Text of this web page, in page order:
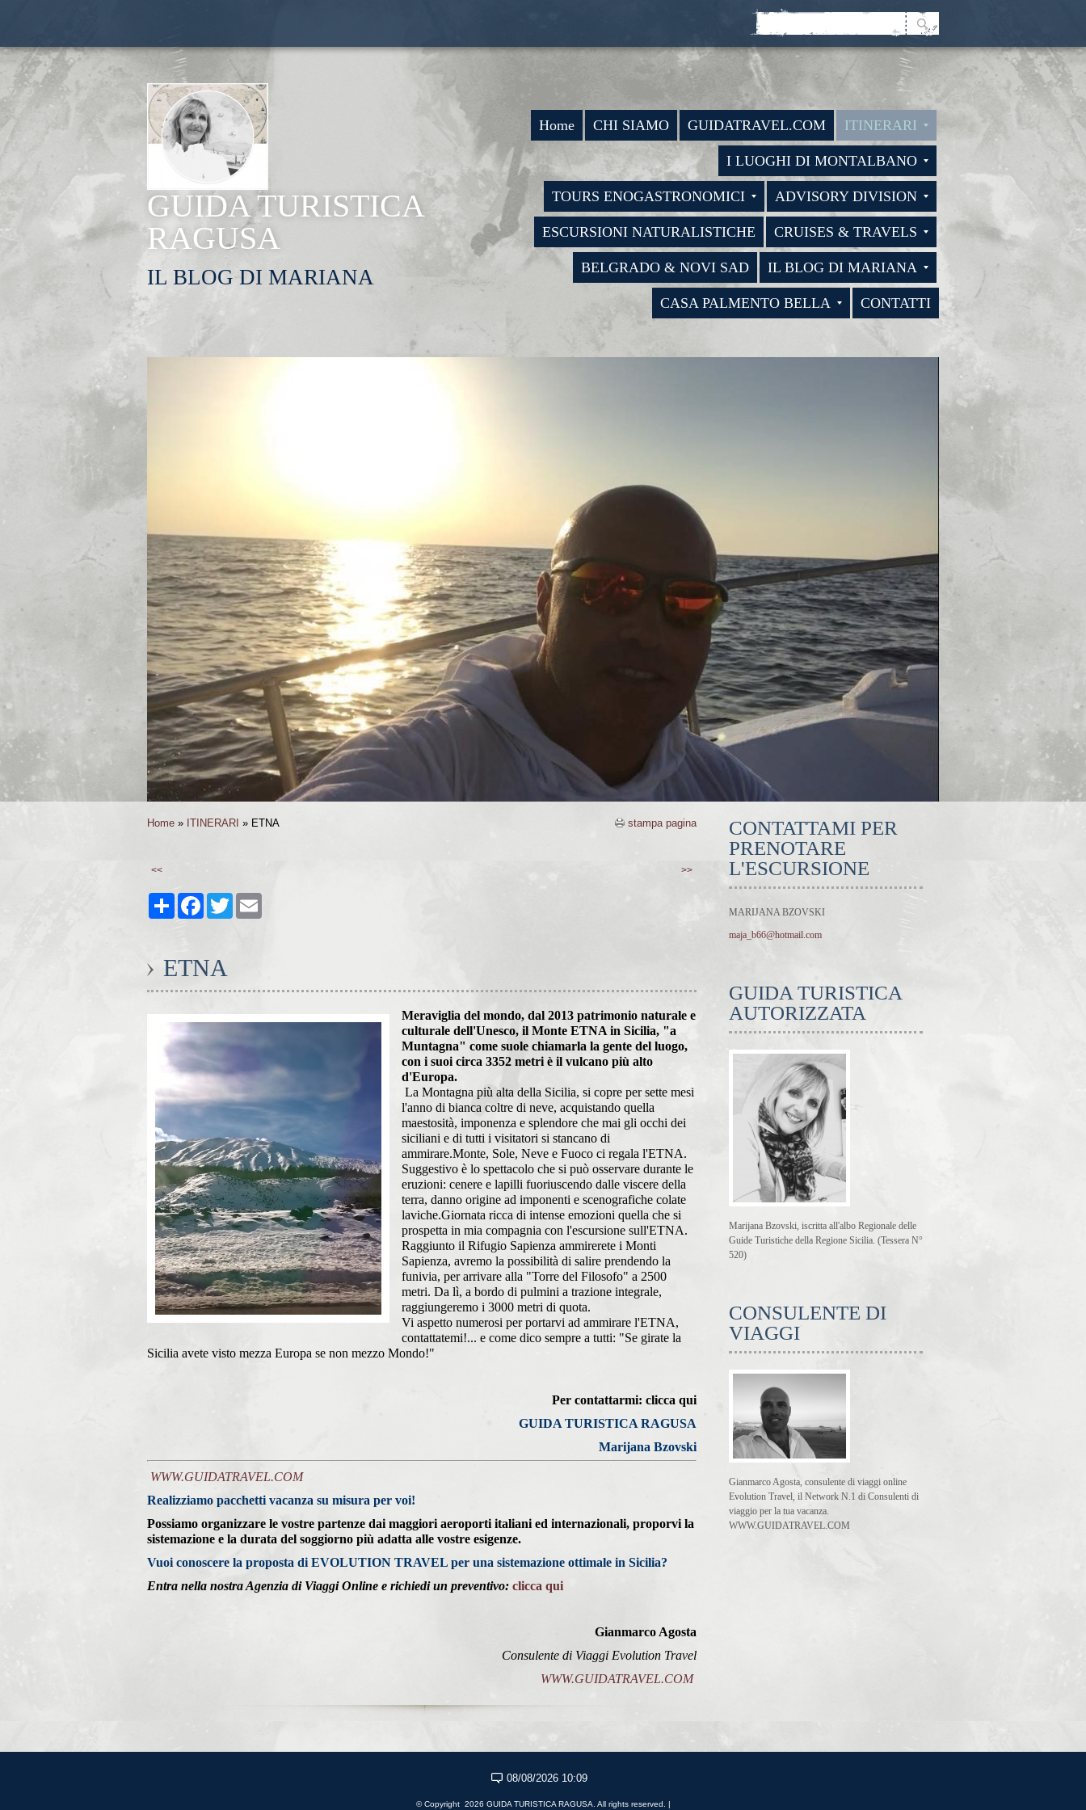
GUIDA TURISTICA
RAGUSA
IL BLOG DI MARIANA
Home CHI SIAMO GUIDATRAVEL.COM ITINERARI
I LUOGHI DI MONTALBANO
TOURS ENOGASTRONOMICI ADVISORY DIVISION
ESCURSIONI NATURALISTICHE CRUISES & TRAVELS
BELGRADO & NOVI SAD IL BLOG DI MARIANA
CASA PALMENTO BELLA CONTATTI
Home » ITINERARI » ETNA stampa pagina
<< >>
Share FacebookTwitter
ETNA
Meraviglia del mondo, dal 2013 patrimonio naturale e
culturale dell'Unesco, il Monte ETNA in Sicilia, "a
Muntagna" come suole chiamarla la gente del luogo,
con i suoi circa 3352 metri è il vulcano più alto
d'Europa.
La Montagna più alta della Sicilia, si copre per sette mesi
l'anno di bianca coltre di neve, acquistando quella
maestosità, imponenza e splendore che mai gli occhi dei
siciliani e di tutti i visitatori si stancano di
ammirare.Monte, Sole, Neve e Fuoco ci regala l'ETNA.
Suggestivo è lo spettacolo che si può osservare durante le
eruzioni: cenere e lapilli fuoriuscendo dalle viscere della
terra, danno origine ad imponenti e scenografiche colate
laviche.Giornata ricca di intense emozioni quella che si
prospetta in mia compagnia con l'escursione sull'ETNA.
Raggiunto il Rifugio Sapienza ammirerete i Monti
Sapienza, avremo la possibilità di salire prendendo la
funivia, per arrivare alla "Torre del Filosofo" a 2500
metri. Da lì, a bordo di pulmini a trazione integrale,
raggiungeremo i 3000 metri di quota.
Vi aspetto numerosi per portarvi ad ammirare l'ETNA,
contattatemi!... e come dico sempre a tutti: "Se girate la
Sicilia avete visto mezza Europa se non mezzo Mondo!"
Per contattarmi: clicca qui
GUIDA TURISTICA RAGUSA
Marijana Bzovski
WWW.GUIDATRAVEL.COM
Realizziamo pacchetti vacanza su misura per voi!
Possiamo organizzare le vostre partenze dai maggiori aeroporti italiani ed internazionali, proporvi la
sistemazione e la durata del soggiorno più adatta alle vostre esigenze.
Vuoi conoscere la proposta di EVOLUTION TRAVEL per una sistemazione ottimale in Sicilia?
Entra nella nostra Agenzia di Viaggi Online e richiedi un preventivo: clicca qui
Gianmarco Agosta
Consulente di Viaggi Evolution Travel
WWW.GUIDATRAVEL.COM
CONTATTAMI PER
PRENOTARE
L'ESCURSIONE
MARIJANA BZOVSKI
maja_b66@hotmail.com
GUIDA TURISTICA
AUTORIZZATA
Marijana Bzovski, iscritta all'albo Regionale delle
Guide Turistiche della Regione Sicilia. (Tessera N°
520)
CONSULENTE DI
VIAGGI
Gianmarco Agosta, consulente di viaggi online
Evolution Travel, il Network N.1 di Consulenti di
viaggio per la tua vacanza.
WWW.GUIDATRAVEL.COM
08/08/2026 10:09
© Copyright 2026 GUIDA TURISTICA RAGUSA. All rights reserved. |